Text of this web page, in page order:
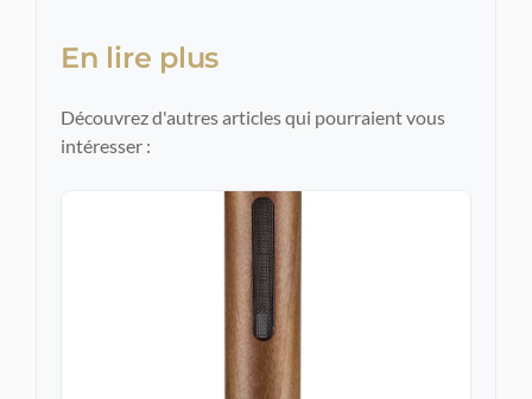
En lire plus
Découvrez d'autres articles qui pourraient vous
intéresser :